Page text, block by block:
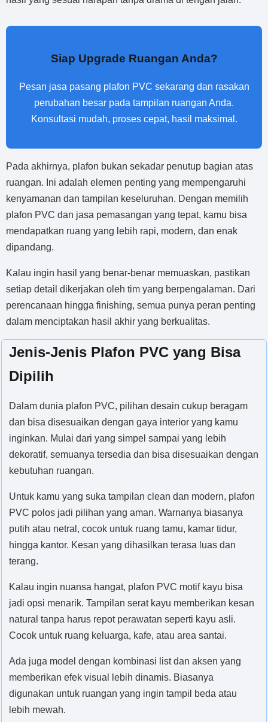
Siap Upgrade Ruangan Anda?
Pesan jasa pasang plafon PVC sekarang dan rasakan
perubahan besar pada tampilan ruangan Anda.
Konsultasi mudah, proses cepat, hasil maksimal.
Pada akhirnya, plafon bukan sekadar penutup bagian atas
ruangan. Ini adalah elemen penting yang mempengaruhi
kenyamanan dan tampilan keseluruhan. Dengan memilih
plafon PVC dan jasa pemasangan yang tepat, kamu bisa
mendapatkan ruang yang lebih rapi, modern, dan enak
dipandang.
Kalau ingin hasil yang benar-benar memuaskan, pastikan
setiap detail dikerjakan oleh tim yang berpengalaman. Dari
perencanaan hingga finishing, semua punya peran penting
dalam menciptakan hasil akhir yang berkualitas.
Jenis-Jenis Plafon PVC yang Bisa
Dipilih
Dalam dunia plafon PVC, pilihan desain cukup beragam
dan bisa disesuaikan dengan gaya interior yang kamu
inginkan. Mulai dari yang simpel sampai yang lebih
dekoratif, semuanya tersedia dan bisa disesuaikan dengan
kebutuhan ruangan.
Untuk kamu yang suka tampilan clean dan modern, plafon
PVC polos jadi pilihan yang aman. Warnanya biasanya
putih atau netral, cocok untuk ruang tamu, kamar tidur,
hingga kantor. Kesan yang dihasilkan terasa luas dan
terang.
Kalau ingin nuansa hangat, plafon PVC motif kayu bisa
jadi opsi menarik. Tampilan serat kayu memberikan kesan
natural tanpa harus repot perawatan seperti kayu asli.
Cocok untuk ruang keluarga, kafe, atau area santai.
Ada juga model dengan kombinasi list dan aksen yang
memberikan efek visual lebih dinamis. Biasanya
digunakan untuk ruangan yang ingin tampil beda atau
lebih mewah.